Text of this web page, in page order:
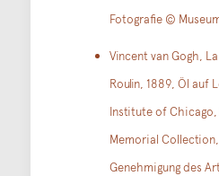
Fotografie ©
Vincent van Gogh,
Roulin, 1889, Öl auf
Institute of
Memorial
Genehmigung des